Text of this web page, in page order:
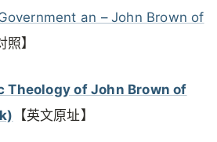
an – John Brown of
照】
Theology of John Brown of
【英文原址】